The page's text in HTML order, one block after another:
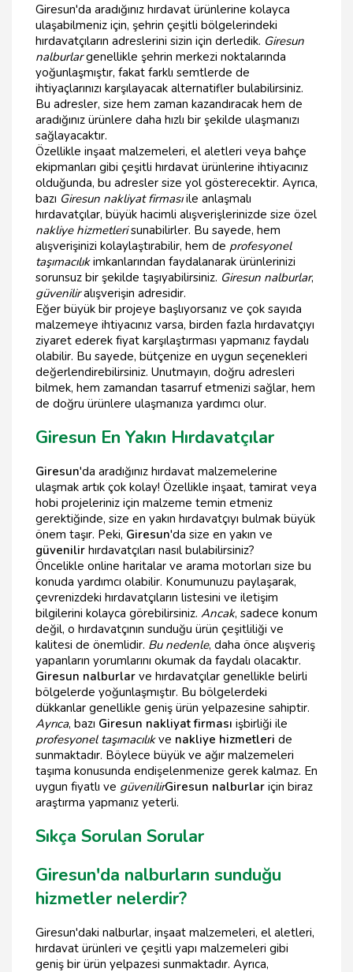
Giresun'da aradığınız hırdavat ürünlerine kolayca
ulaşabilmeniz için, şehrin çeşitli bölgelerindeki
hırdavatçıların adreslerini sizin için derledik. Giresun
nalburlargenellikle şehrin merkezi noktalarında
yoğunlaşmıştır, fakat farklı semtlerde de
ihtiyaçlarınızı karşılayacak alternatifler bulabilirsiniz.
Bu adresler, size hem zaman kazandıracak hem de
aradığınız ürünlere daha hızlı bir şekilde ulaşmanızı
sağlayacaktır.
Özellikle inşaat malzemeleri, el aletleri veya bahçe
ekipmanları gibi çeşitli hırdavat ürünlerine ihtiyacınız
olduğunda, bu adresler size yol gösterecektir. Ayrıca,
bazı Giresun nakliyat firmasıile anlaşmalı
hırdavatçılar, büyük hacimli alışverişlerinizde size özel
nakliye hizmetlerisunabilirler. Bu sayede, hem
alışverişinizi kolaylaştırabilir, hem de profesyonel
taşımacılıkimkanlarından faydalanarak ürünlerinizi
sorunsuz bir şekilde taşıyabilirsiniz. Giresun nalburlar,
güveniliralışverişin adresidir.
Eğer büyük bir projeye başlıyorsanız ve çok sayıda
malzemeye ihtiyacınız varsa, birden fazla hırdavatçıyı
ziyaret ederek fiyat karşılaştırması yapmanız faydalı
olabilir. Bu sayede, bütçenize en uygun seçenekleri
değerlendirebilirsiniz. Unutmayın, doğru adresleri
bilmek, hem zamandan tasarruf etmenizi sağlar, hem
de doğru ürünlere ulaşmanıza yardımcı olur.
Giresun En Yakın Hırdavatçılar
Giresun'da aradığınız hırdavat malzemelerine
ulaşmak artık çok kolay! Özellikle inşaat, tamirat veya
hobi projeleriniz için malzeme temin etmeniz
gerektiğinde, size en yakın hırdavatçıyı bulmak büyük
önem taşır. Peki, Giresun'da size en yakın ve
güvenilir hırdavatçıları nasıl bulabilirsiniz?
Öncelikle online haritalar ve arama motorları size bu
konuda yardımcı olabilir. Konumunuzu paylaşarak,
çevrenizdeki hırdavatçıların listesini ve iletişim
bilgilerini kolayca görebilirsiniz. Ancak, sadece konum
değil, o hırdavatçının sunduğu ürün çeşitliliği ve
kalitesi de önemlidir. Bu nedenle, daha önce alışveriş
yapanların yorumlarını okumak da faydalı olacaktır.
Giresun nalburlar ve hırdavatçılar genellikle belirli
bölgelerde yoğunlaşmıştır. Bu bölgelerdeki
dükkanlar genellikle geniş ürün yelpazesine sahiptir.
Ayrıca, bazı Giresun nakliyat firması işbirliği ile
profesyonel taşımacılıkve nakliye hizmetleri de
sunmaktadır. Böylece büyük ve ağır malzemeleri
taşıma konusunda endişelenmenize gerek kalmaz. En
uygun fiyatlı ve güvenilirGiresun nalburlar için biraz
araştırma yapmanız yeterli.
Sıkça Sorulan Sorular
Giresun'da nalburların sunduğu
hizmetler nelerdir?
Giresun'daki nalburlar, inşaat malzemeleri, el aletleri,
hırdavat ürünleri ve çeşitli yapı malzemeleri gibi
geniş bir ürün yelpazesi sunmaktadır. Ayrıca,